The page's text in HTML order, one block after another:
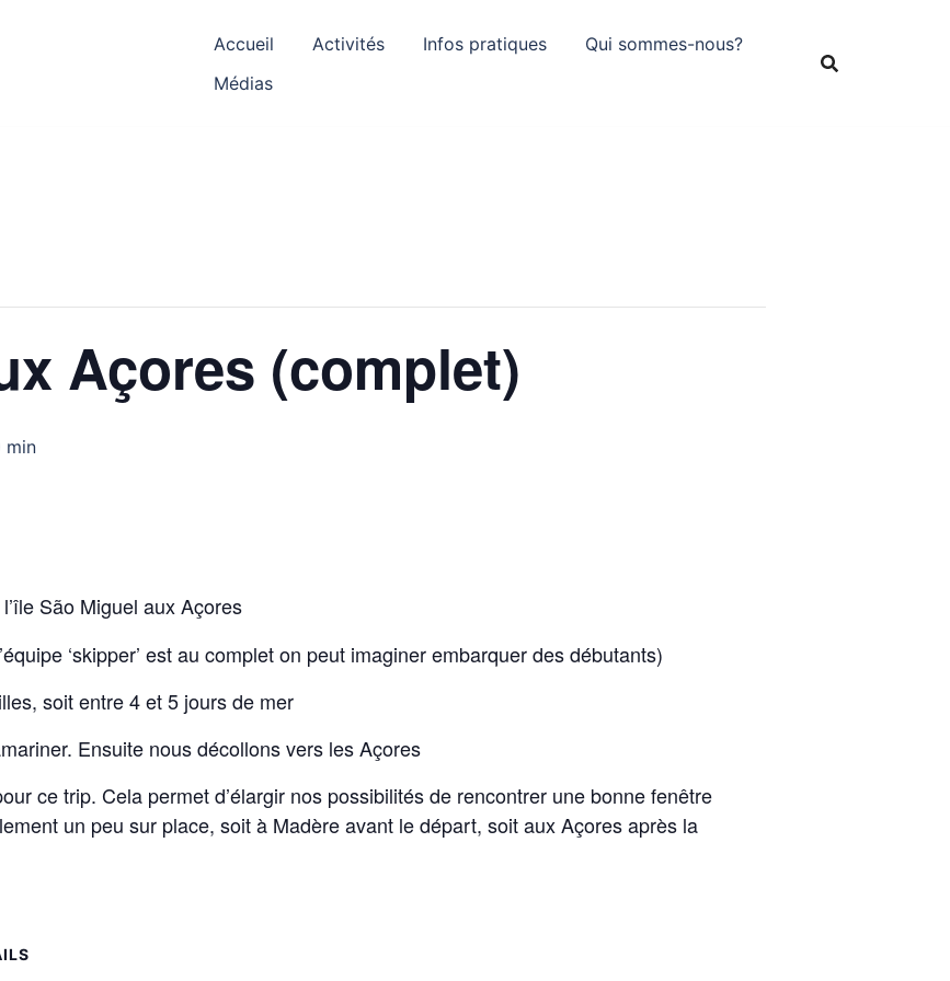
Accueil Activités Infos pratiques
Qui sommes-nous?
Médias
Açores (complet)
min
São Miguel aux Açores
‘skipper’ est au complet on peut imaginer embarquer des débutants)
soit entre 4 et 5 jours de mer
Ensuite nous décollons vers les Açores
ce trip. Cela permet d’élargir nos possibilités de rencontrer une bonne fenêtre
un peu sur place, soit à Madère avant le départ, soit aux Açores après la